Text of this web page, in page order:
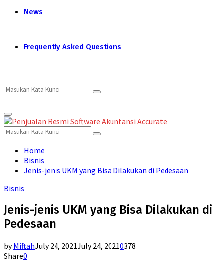
News
Frequently Asked Questions
Search
for:
Search
Primary
Menu
Search
for:
Search
Home
Bisnis
Jenis-jenis UKM yang Bisa Dilakukan di Pedesaan
Bisnis
Jenis-jenis UKM yang Bisa Dilakukan di
Pedesaan
byMiftahJuly 24, 2021July 24, 20210378
Share0